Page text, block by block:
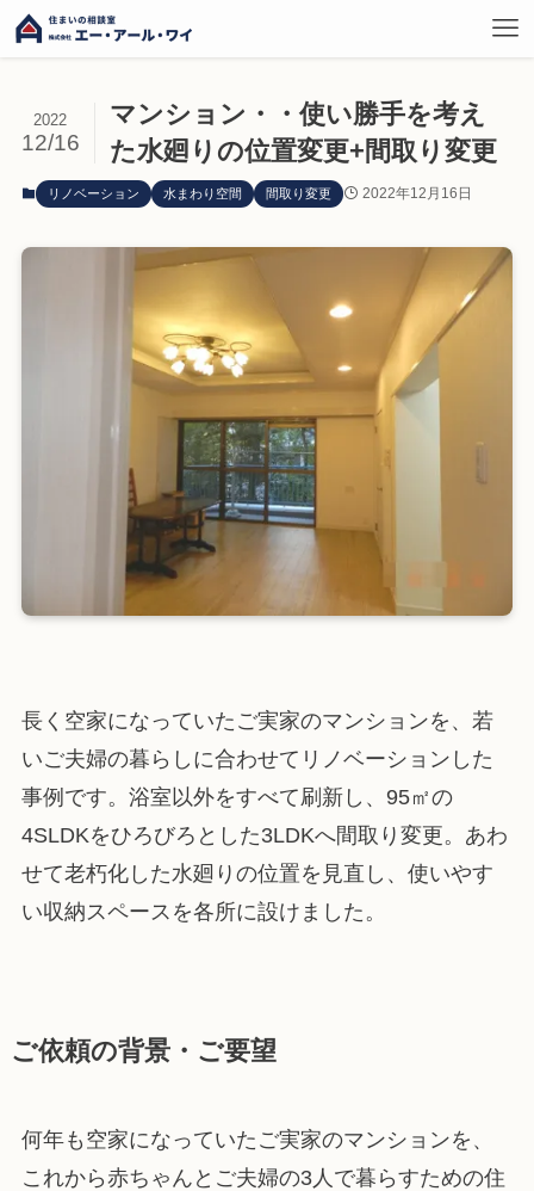
マンション・・使い勝手を考え
た水廻りの位置変更+間取り変更
2022
12/16
リノベーション 水まわり空間 間取り変更 2022年12月16日
長く空家になっていたご実家のマンションを、若
いご夫婦の暮らしに合わせてリノベーションした
事例です。浴室以外をすべて刷新し、95㎡の
4SLDKをひろびろとした3LDKへ間取り変更。あわ
せて老朽化した水廻りの位置を見直し、使いやす
い収納スペースを各所に設けました。
ご依頼の背景・ご要望
何年も空家になっていたご実家のマンションを、
これから赤ちゃんとご夫婦の3人で暮らすための住